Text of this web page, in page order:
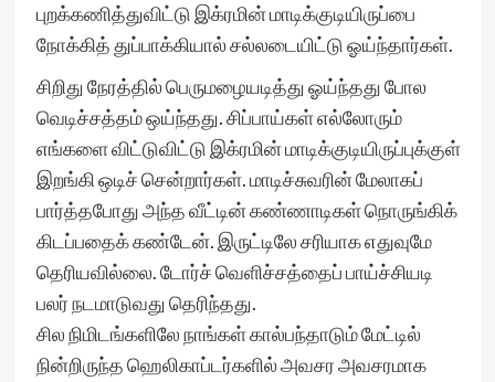
புறக்கணித்துவிட்டு இக்ரமின் மாடிக்குடியிருப்பை
நோக்கித் துப்பாக்கியால் சல்லடையிட்டு ஓய்ந்தார்கள்.
சிறிது நேரத்தில் பெருமழையடித்து ஓய்ந்தது போல
வெடிச்சத்தம் ஒய்ந்தது. சிப்பாய்கள் எல்லோரும்
எங்களை விட்டுவிட்டு இக்ரமின் மாடிக்குடியிருப்புக்குள்
இறங்கி ஒடிச் சென்றார்கள். மாடிச்சுவரின் மேலாகப்
பார்த்தபோது அந்த வீட்டின் கண்ணாடிகள் நொருங்கிக்
கிடப்பதைக் கண்டேன். இருட்டிலே சரியாக எதுவுமே
தெரியவில்லை. டோர்ச் வெளிச்சத்தைப் பாய்ச்சியடி
பலர் நடமாடுவது தெரிந்தது.
சில நிமிடங்களிலே நாங்கள் கால்பந்தாடும் மேட்டில்
நின்றிருந்த ஹெலிகாப்டர்களில் அவசர அவசரமாக